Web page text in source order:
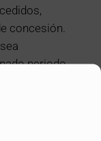
concesión.
periodo
prestados
supone